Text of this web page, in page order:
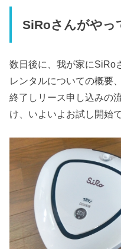
SiRoさんがやっ
数日後に、我が家にSiRo
レンタルについての概要
終了しリース申し込みの
け、いよいよお試し開始で